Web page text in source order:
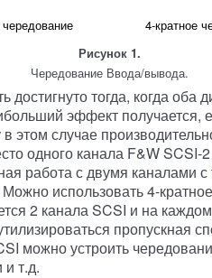
4-кратное
Рисунок 1.
Чередование Ввода/вывода.
достигнуто тогда, когда оба
эффект получается,
этом случае
одного канала F&W SCSI-
работа с двумя каналами с
использовать 4-
2 канала SCSI и на
пропускная
можно устроить
т.д.